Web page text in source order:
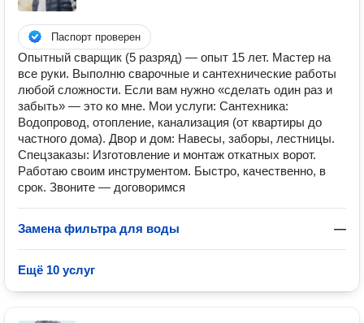
Паспорт проверен
Опытный сварщик (5 разряд) — опыт 15 лет. Мастер на
все руки. Выполню сварочные и сантехнические работы
любой сложности. Если вам нужно «сделать один раз и
забыть» — это ко мне. Мои услуги: Сантехника:
Водопровод, отопление, канализация (от квартиры до
частного дома). Двор и дом: Навесы, заборы, лестницы.
Спецзаказы: Изготовление и монтаж откатных ворот.
Работаю своим инструментом. Быстро, качественно, в
срок. Звоните — договоримся
Замена фильтра для воды —
Ещё 10 услуг